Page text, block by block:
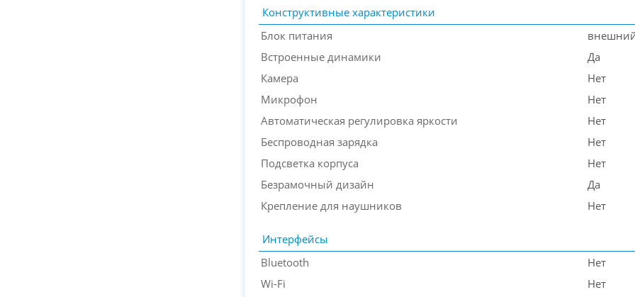
Конструктивные характеристики
Блок питания
Встроенные динамики
Да
Камера
Нет
Микрофон
Нет
Автоматическая регулировка яркости
Нет
Беспроводная зарядка
Нет
Подсветка корпуса
Нет
Безрамочный дизайн
Да
Крепление для наушников
Нет
Интерфейсы
Bluetooth
Нет
Wi-Fi
Нет